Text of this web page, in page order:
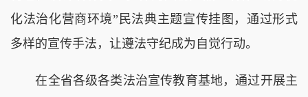
化法治化营商环境”民法典主题宣传挂图，通过形式
多样的宣传手法，让遵法守纪成为自觉行动。
在全省各级各类法治宣传教育基地，通过开展主